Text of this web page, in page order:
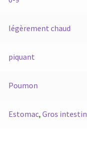
légèrement chaud
piquant
Poumon
Estomac, Gros intestin